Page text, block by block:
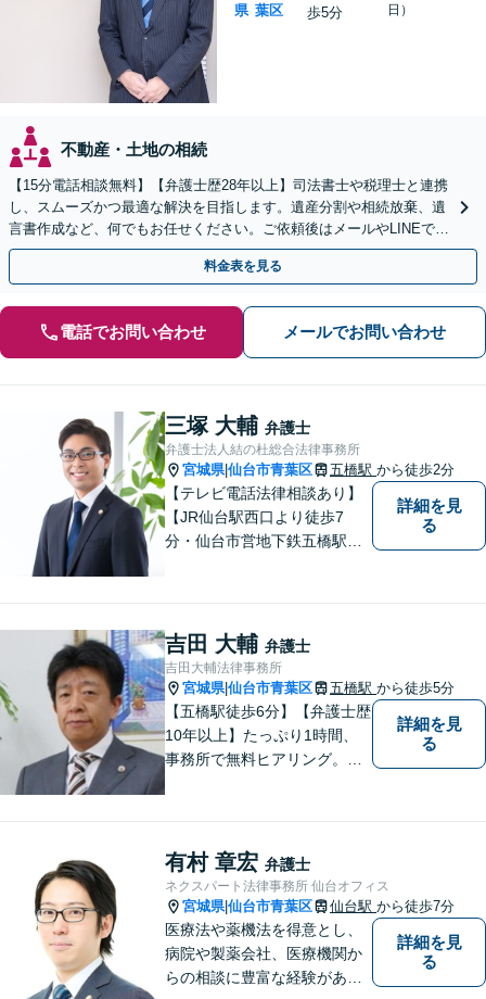
県 葉区
歩5分
日）
不動産・土地の相続
【15分電話相談無料】【弁護士歴28年以上】司法書士や税理士と連携
し、スムーズかつ最適な解決を目指します。遺産分割や相続放棄、遺
言書作成など、何でもお任せください。ご依頼後はメールやLINEでの
やり取りも可能です【青葉通一番町駅5分】
料金表を見る
電話でお問い合わせ メールでお問い合わせ
三塚 大輔 弁護士
弁護士法人結の杜総合法律事務所
宮城県|仙台市青葉区 五橋駅 から徒歩2分
【テレビ電話法律相談あり】
【JR仙台駅西口より徒歩7
分・仙台市営地下鉄五橋駅北4
間・土曜相談あり】【明るく
キレイな完全個室相談室】
詳細を見
る
吉田 大輔 弁護士
吉田大輔法律事務所
宮城県|仙台市青葉区 五橋駅 から徒歩5分
【五橋駅徒歩6分】【弁護士歴
10年以上】たっぷり1時間、
事務所で無料ヒアリング。気
の糸口を一緒に探すことを大
切にしています。
詳細を見
る
有村 章宏 弁護士
ネクスパート法律事務所 仙台オフィス
宮城県|仙台市青葉区 仙台駅 から徒歩7分
医療法や薬機法を得意とし、
病院や製薬会社、医療機関か
らの相談に豊富な経験があり
詳細を見
る